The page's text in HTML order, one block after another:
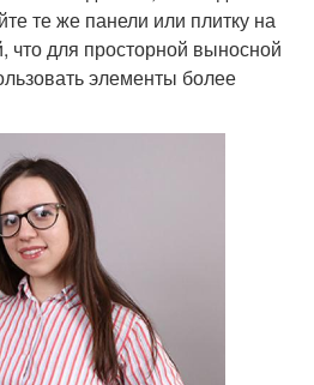
те же панели или плитку на
что для просторной выносной
элементы более